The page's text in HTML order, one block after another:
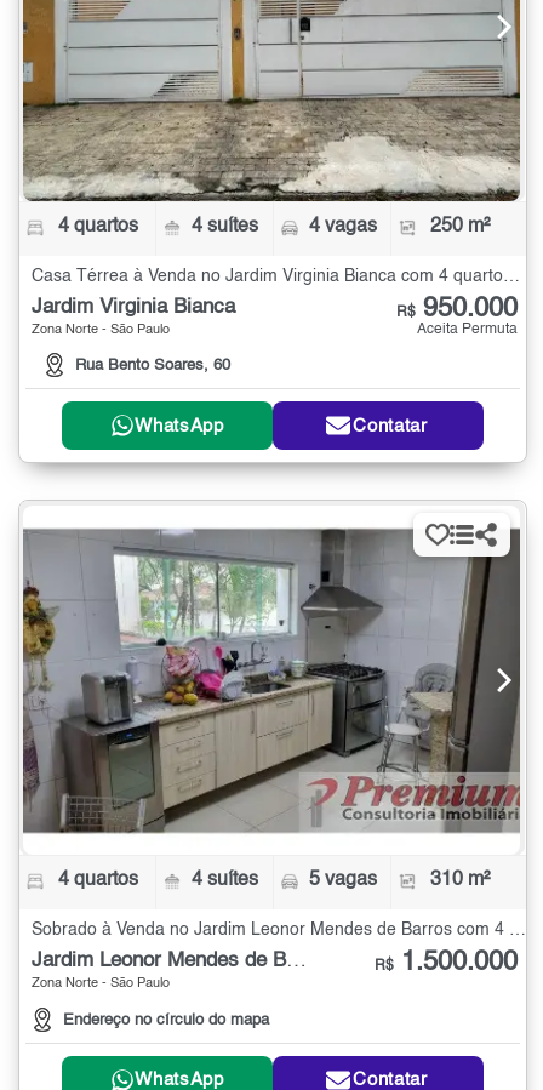
4 quartos 4 suítes 4 vagas 250 m²
Casa Térrea à Venda no Jardim Virginia Bianca com 4 quartos - 250 m²
Jardim Virginia Bianca
Zona Norte - São Paulo
Rua Bento Soares, 60
R$ 950.000
Aceita Permuta
WhatsApp Contatar
4 quartos 4 suítes 5 vagas 310 m²
Sobrado à Venda no Jardim Leonor Mendes de Barros com 4 quartos - 310 m²
Jardim Leonor Mendes de Barros
Zona Norte - São Paulo
Endereço no círculo do mapa
R$ 1.500.000
WhatsApp Contatar